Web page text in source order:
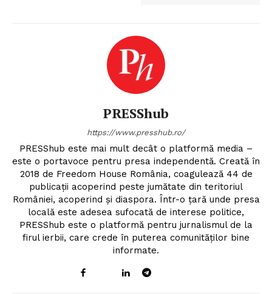
PRESShub
https://www.presshub.ro/
PRESShub este mai mult decât o platformă media –
este o portavoce pentru presa independentă. Creată în
2018 de Freedom House România, coagulează 44 de
publicații acoperind peste jumătate din teritoriul
României, acoperind și diaspora. Într-o țară unde presa
locală este adesea sufocată de interese politice,
PRESShub este o platformă pentru jurnalismul de la
firul ierbii, care crede în puterea comunităților bine
informate.